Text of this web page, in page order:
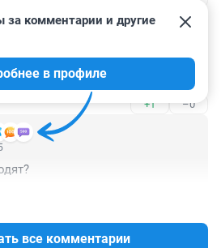
в Якутию ...А к нам на север в
+1 –0
за комментарии и другие
в профиле
все комментарии